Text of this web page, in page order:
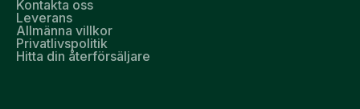
Kontakta oss
Leverans
Allmänna villkor
Privatlivspolitik
Hitta din återförsäljare